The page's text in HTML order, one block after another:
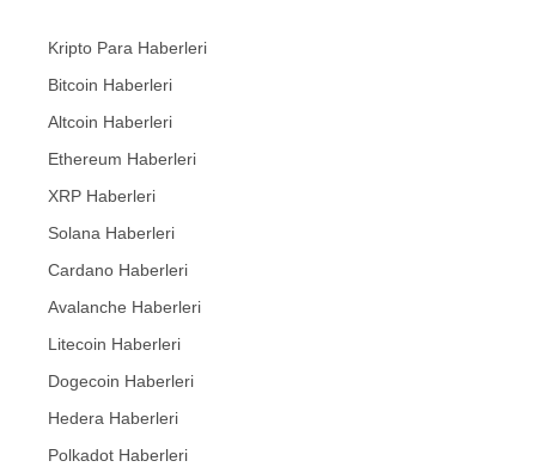
Kripto Para Haberleri
Bitcoin Haberleri
Altcoin Haberleri
Ethereum Haberleri
XRP Haberleri
Solana Haberleri
Cardano Haberleri
Avalanche Haberleri
Litecoin Haberleri
Dogecoin Haberleri
Hedera Haberleri
Polkadot Haberleri